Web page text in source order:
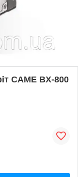
CAME BX-800